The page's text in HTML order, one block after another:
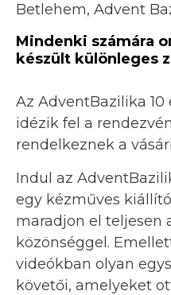
Betlehem, Advent
Mindenki számára
készült különleges
Az AdventBazilika
idézik fel a
rendelkeznek a
Indul az
egy kézműves
maradjon el teljesen
közönséggel.
videókban olyan
követői, amelyeket